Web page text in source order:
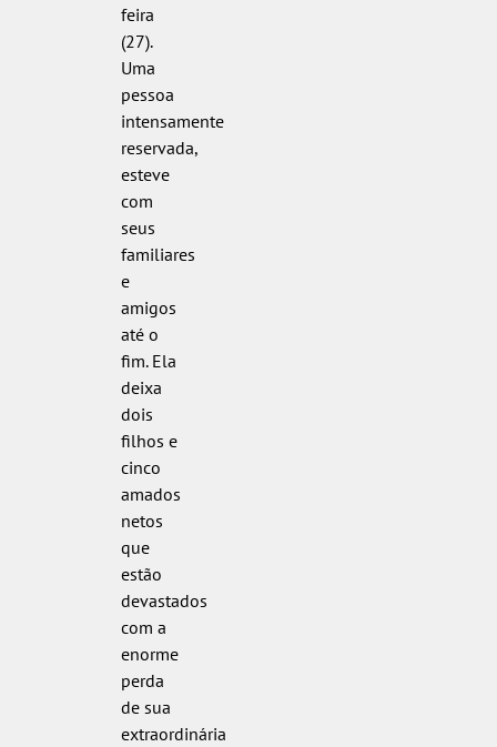
feira
(27).
Uma
pessoa
intensamente
reservada,
esteve
com
seus
familiares
e
amigos
até o
fim. Ela
deixa
dois
filhos e
cinco
amados
netos
que
estão
devastados
com a
enorme
perda
de sua
extraordinária